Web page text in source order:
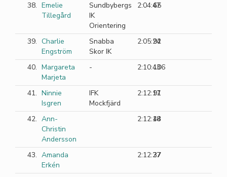
38. Emelie
Tillegård
Sundbybergs
IK
Orientering
2:04:47
65
39. Charlie
Engström
Snabba
Skor IK
2:05:24
92
40. Margareta
Marjeta
- 2:10:43
106
41. Ninnie
Isgren
IFK
Mockfjärd
2:12:17
91
42. Ann-
Christin
Andersson
2:12:18
44
43. Amanda
Erkén
2:12:27
37